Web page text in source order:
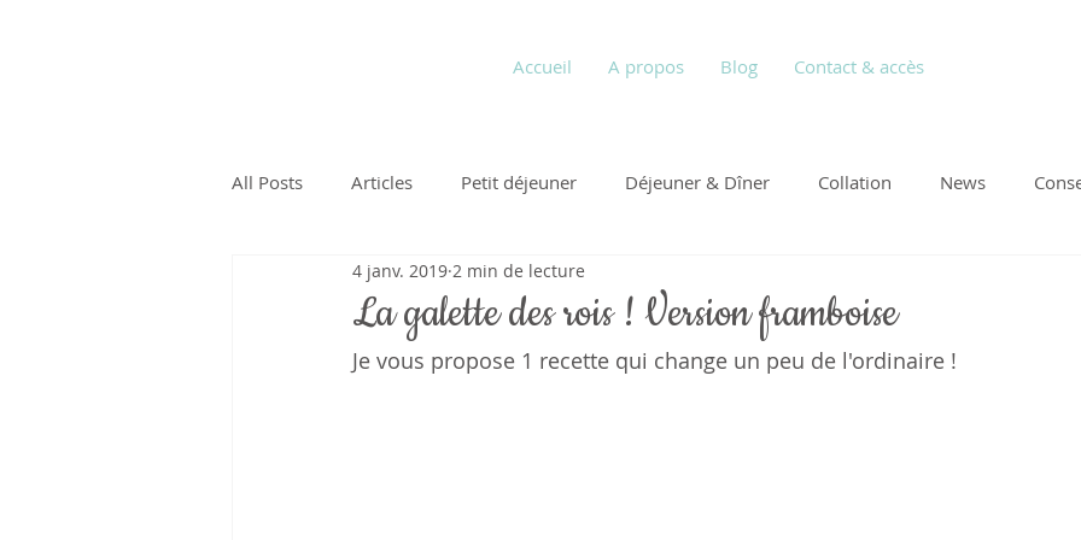
Accueil A propos Blog Contact & accès
All Posts Articles Petit déjeuner Déjeuner & Dîner Collation News
La galette des rois ! Version framboise
4 janv. 2019 2 min de lecture
Je vous propose 1 recette qui change un peu de l'ordinaire !